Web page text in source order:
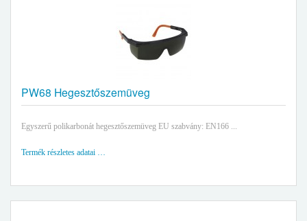
PW68 Hegesztőszemüveg
Egyszerű polikarbonát hegesztőszemüveg EU szabvány: EN166 ...
Termék részletes adatai …